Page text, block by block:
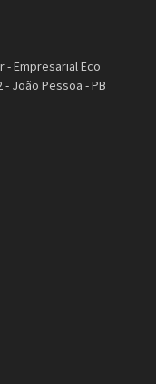
- Empresarial Eco
- João Pessoa - PB